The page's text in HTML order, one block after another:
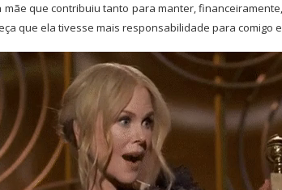
que contribuiu tanto para manter,
que ela tivesse mais responsabilidade para comigo